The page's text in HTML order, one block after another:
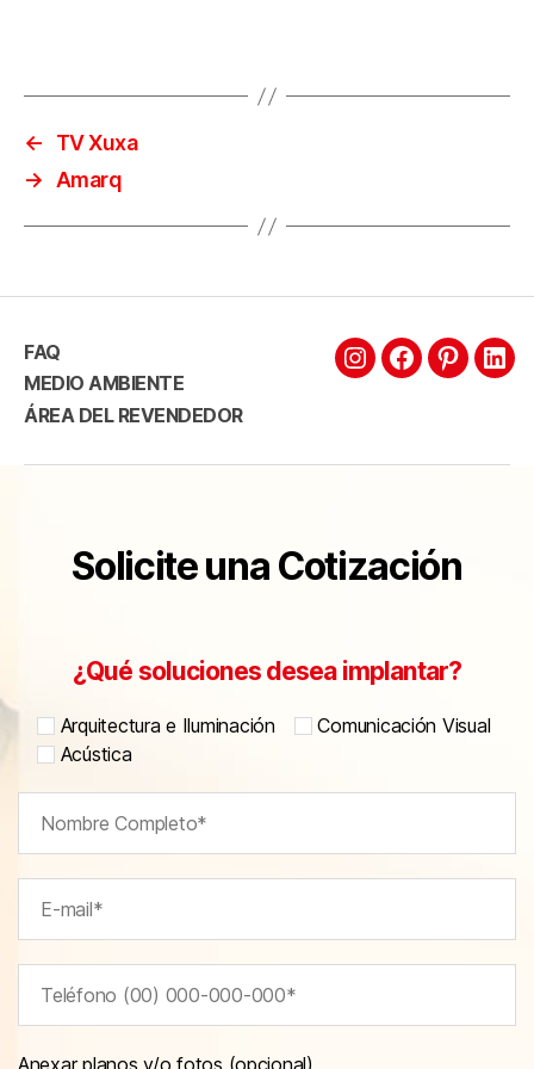
←
TV Xuxa
→ Amarq
FAQ
MEDIO AMBIENTE
ÁREA DEL REVENDEDOR
Solicite una Cotización
¿Qué soluciones desea implantar?
Arquitectura e Iluminación
Comunicación Visual
Acústica
Anexar planos y/o fotos (opcional)